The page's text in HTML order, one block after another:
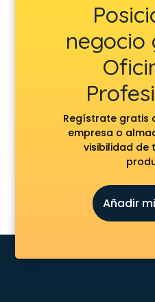
negocio
Regístrate gratis
empresa o
visibilidad de
Añadir